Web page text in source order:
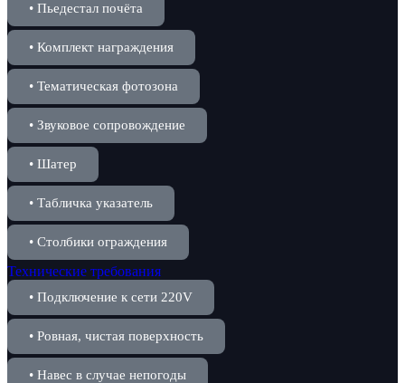
• Пьедестал почёта
• Комплект награждения
• Тематическая фотозона
• Звуковое сопровождение
• Шатер
• Табличка указатель
• Столбики ограждения
Технические требования
• Подключение к сети 220V
• Ровная, чистая поверхность
• Навес в случае непогоды